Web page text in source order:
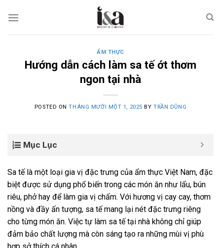
ẨM THỰC
Hướng dẫn cách làm sa tế ớt thơm
ngon tại nhà
POSTED ONTHÁNG MƯỜI MỘT 1, 2025 BYTRẦN DŨNG
Mục Lục
Sa tế là một loại gia vị đặc trưng của ẩm thực Việt Nam, đặc
biệt được sử dụng phổ biến trong các món ăn như lẩu, bún
riêu, phở hay để làm gia vị chấm. Với hương vị cay cay, thơm
nồng và đầy ấn tượng, sa tế mang lại nét đặc trưng riêng
cho từng món ăn. Việc tự làm sa tế tại nhà không chỉ giúp
đảm bảo chất lượng mà còn sáng tạo ra những mùi vị phù
hợp sở thích cá nhân.